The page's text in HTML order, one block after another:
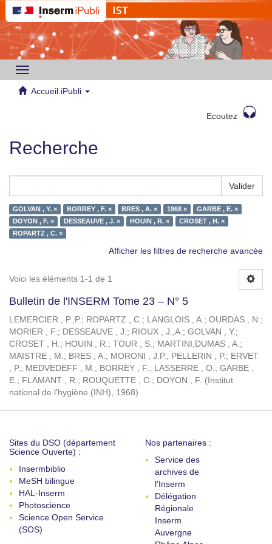
Toggle
navigation
Accueil iPubli
Ecoutez
Recherche
Valider
GOLVAN , Y. × BORREY , F. × BRES , A. × 1968 ×
GARBE , E. ×
DOYON , F. ×
DESSEAUVE , J. × HOUIN , R. ×
CROSET , H. ×
ROPARTZ , C. ×
Afficher les filtres de recherche avancée
Voici les éléments 1-1 de 1
Bulletin de l'INSERM Tome 23 – N° 5
LEMERCIER , P.,P.; ROPARTZ , C.; LANGLOIS , A.; OURDAS , N.;
MORIER , F.; DESSEAUVE , J.; RIOUX , J.,A.; GOLVAN , Y.;
CROSET , H.; HOUIN , R.; TOUR , S.; MARTINI,DUMAS , A.;
MAISTRE , M.; BRES , A.; MORONI , J.P.; PELLERIN , P.; ERVET
, P.; MEDVEDEFF , M.; BORREY , F.; LASSERRE , O.; GARBE ,
E.; FLAMANT , R.; ROUQUETTE , C.; DOYON , F. ( Institut
national de l'hygiène (INH), 1968)
Sites du DSO (département
Science Ouverte) :
Insermbiblio
MeSH bilingue
HAL-Inserm
Photoscience
Science Open Service
(SOS)
Nos partenaires :
Service des
archives de
l'Inserm
Délégation
Régionale
Inserm
Auvergne